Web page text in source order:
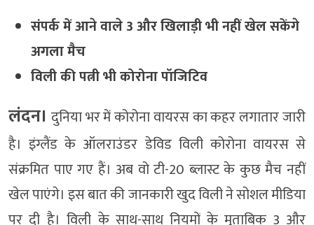
संपर्क में आने वाले 3 और खिलाड़ी भी नहीं खेल सकेंगे
अगला मैच
विली की पत्नी भी कोरोना पॉजिटिव
लंदन। दुनिया भर में कोरोना वायरस का कहर लगातार जारी
है। इंग्लैंड के ऑलराउंडर डेविड विली कोरोना वायरस से
संक्रमित पाए गए हैं। अब वो टी-20 ब्लास्ट के कुछ मैच नहीं
खेल पाएंगे। इस बात की जानकारी खुद विली ने सोशल मीडिया
पर दी है। विली के साथ-साथ नियमों के मुताबिक 3 और